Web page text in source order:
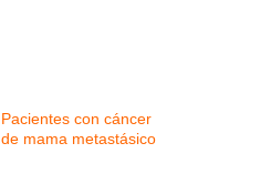
Pacientes con cáncer
de mama metastásico